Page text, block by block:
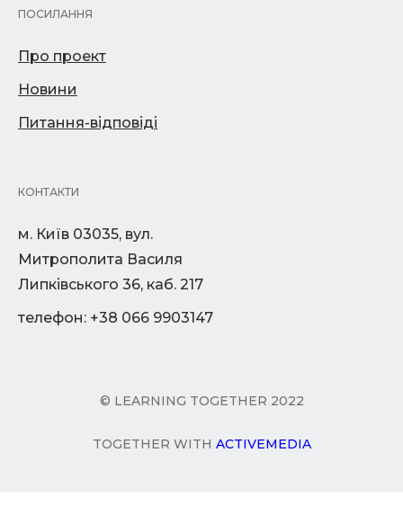
ПОСИЛАННЯ
Про проект
Новини
Питання-відповіді
КОНТАКТИ
м. Київ 03035, вул.
Митрополита Василя
Липківського 36, каб. 217
телефон: +38 066 9903147
© LEARNING TOGETHER 2022
TOGETHER WITH ACTIVEMEDIA